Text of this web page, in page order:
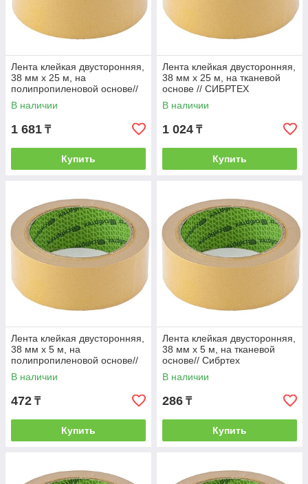
Лента клейкая двусторонняя,
38 мм х 25 м, на
полипропиленовой основе//
СИБРТЕХ
В наличии
1 681 ₸
Купить
Лента клейкая двусторонняя,
38 мм х 25 м, на тканевой
основе // СИБРТЕХ
В наличии
1 024 ₸
Купить
Лента клейкая двусторонняя,
38 мм х 5 м, на
полипропиленовой основе//
Сибртех
В наличии
472 ₸
Купить
Лента клейкая двусторонняя,
38 мм х 5 м, на тканевой
основе// Сибртех
В наличии
286 ₸
Купить